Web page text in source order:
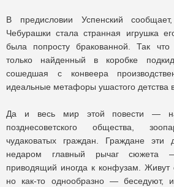
В предисловии Успенский
Чебурашки стала странная игрушка
была попросту бракованной. Так
только найденный в коробке
сошедшая с конвеера
идеальные метафоры ушастого детства
Да и весь мир этой повести —
позднесоветского общества,
чудаковатых граждан. Граждане эти
недаром главный рычаг сюжета
приводящий иногда к конфузам. Живут
но как-то однообразно — беседуют,